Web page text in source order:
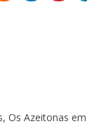
Os Azeitonas